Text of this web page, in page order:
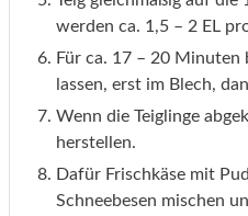
werden ca. 1,5 – 2 EL
Für ca. 17 – 20 Minuten
lassen, erst im Blech,
Wenn die Teiglinge
herstellen.
Dafür Frischkäse mit
Schneebesen mischen